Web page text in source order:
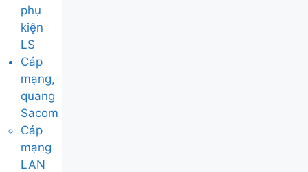
phụ
kiện
LS
Cáp
mạng,
quang
Sacom
Cáp
mạng
LAN